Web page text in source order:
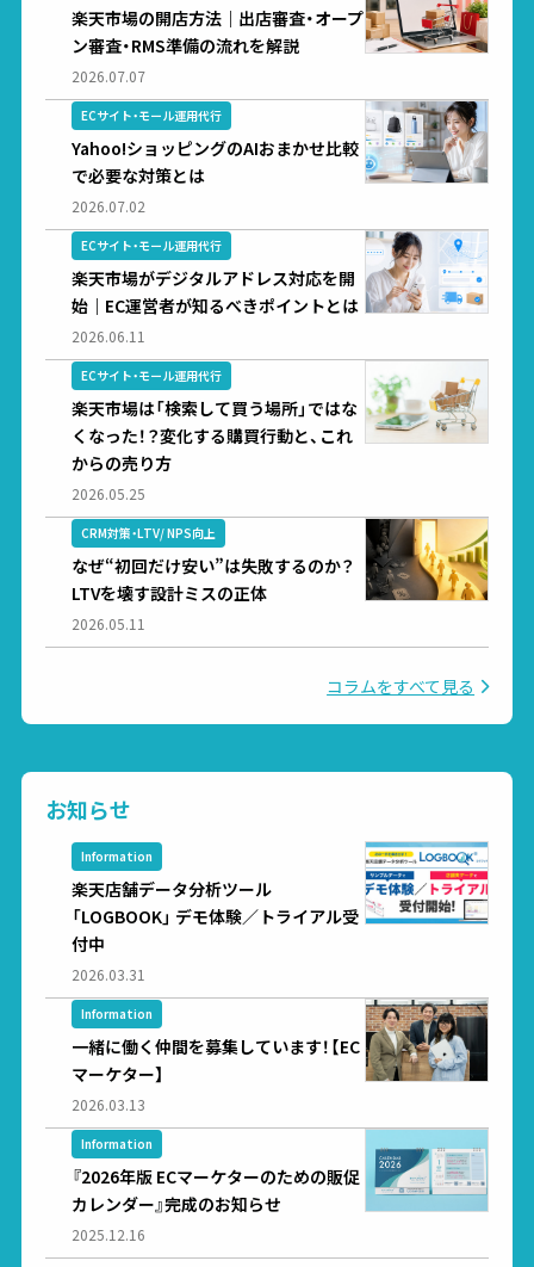
楽天市場の開店方法｜出店審査・オープ
ン審査・RMS準備の流れを解説
2026.07.07
ECサイト・モール運用代行
Yahoo!ショッピングのAIおまかせ比較
で必要な対策とは
2026.07.02
ECサイト・モール運用代行
楽天市場がデジタルアドレス対応を開
始｜EC運営者が知るべきポイントとは
2026.06.11
ECサイト・モール運用代行
楽天市場は「検索して買う場所」ではな
くなった！？変化する購買行動と、これ
からの売り方
2026.05.25
CRM対策・LTV/ NPS向上
なぜ“初回だけ安い”は失敗するのか？
LTVを壊す設計ミスの正体
2026.05.11
コラムをすべて見る
お知らせ
Information
楽天店舗データ分析ツール
「LOGBOOK」 デモ体験／トライアル受
付中
2026.03.31
Information
一緒に働く仲間を募集しています！【EC
マーケター】
2026.03.13
Information
『2026年版 ECマーケターのための販促
カレンダー』完成のお知らせ
2025.12.16